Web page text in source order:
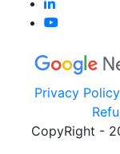
Privacy Policy
CopyRight -